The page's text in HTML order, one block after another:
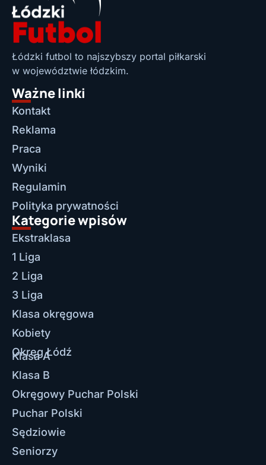
Łódzki futbol to najszybszy portal piłkarski
w województwie łódzkim.
Ważne linki
Kontakt
Reklama
Praca
Wyniki
Regulamin
Polityka prywatności
Kategorie wpisów
Ekstraklasa
1 Liga
2 Liga
3 Liga
Klasa okręgowa
Kobiety
Okręg Łódź
Klasa A
Klasa B
Okręgowy Puchar Polski
Puchar Polski
Sędziowie
Seniorzy